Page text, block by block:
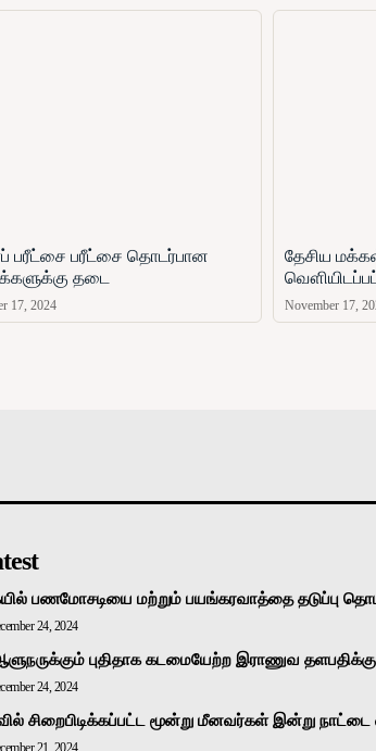
பரீட்சை பரீட்சை தொடர்பான
தடை
17, 2024
தேசிய
November 17,
பணமோசடியை மற்றும் பயங்கரவாத்தை தடுப்பு
24, 2024
புதிதாக கடமையேற்ற இராணுவ
24, 2024
சிறைபிடிக்கப்பட்ட மூன்று மீனவர்கள் இன்று
21, 2024